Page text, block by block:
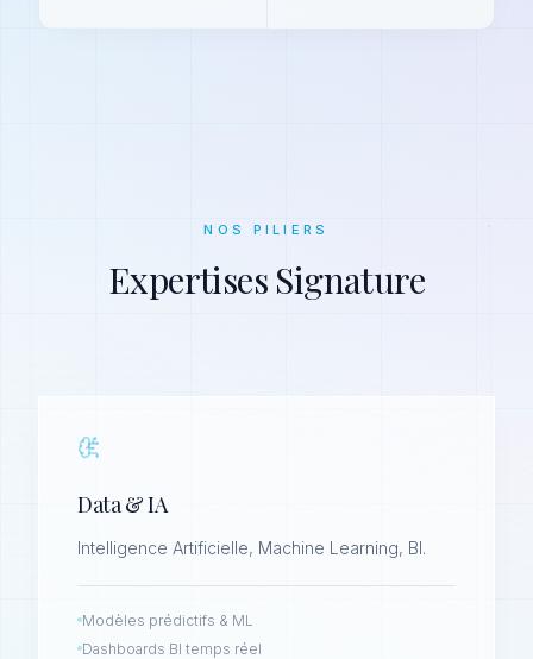
NOS PILIERS
Expertises Signature
Data & IA
Intelligence Artificielle, Machine Learning, BI.
Modèles prédictifs & ML
Dashboards BI temps réel